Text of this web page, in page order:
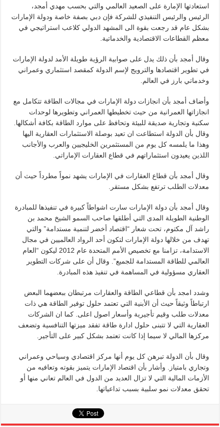
استعادتها الإمارة على الصعيد العالمي والتي بحسب مهدي أمجد،
الرئيس والرئيس التنفيذي للشركة فإن دبي بصفة خاصة ودولة الإمارات
بشكل عام قد رجعت بقوة الى المشهد الدولي كلاعب استراتيجي في
معظم القطاعات الاقتصادية والخدماتية.
وقال أمجد بأن ذلك يدل على صوابية الرؤية طويلة الأمد لدولة الإمارات
في تطوير اقتصادها والترويج لإسم الدولة كمقصد استثماري وعمراني
وخدماتي بارز في العالم.
وأضاف أمجد بأن انجازات دولة الإمارات في مجالات الطاقة تتكامل مع
انجازاتها العمرانية من حيث تخطيطها العمراني وتطويرها لوحدات
سكنية وتجارية صديقة للبيئة وتحافظ على موارد الطاقة بكافة أشكالها.
وقال بأن الدولة استطاعت ان تعيد بوصلة الاستثمارات العقارية اليها
وهذا ما يلمسه كل يوم من المستثمرين الخليجيين والعرب والأجانب
اللذين يعيدون استثماراتهم في قطاع العقارات الإماراتي.
وقال أمجد بأن قطاع العقارات في الإمارات يشهد نمواً مطرداً حيث أن
معدلات الطلب ترتفع بشكل مستقر.
وقال أمجد بأن دولة الإمارات سارت اشواطاً كبيرة في تنفيذها للمبادرة
الوطنية الطويلة المدى التي أطلقها صاحب السمو الشيخ محمد بن
راشد آل مكتوم، تحت شعار “اقتصاد أخضر لتنمية مستدامة” والتي
تهدف من خلالها دولة الإمارات لتكون أحد الرواد العالميين في مجال
الاستدامة، تزامنا مع تخصيص الأمم المتحدة عام 2012 ليكون “العام
العالمي للطاقة المستدامة للجميع”. وقال أن على شركات التطوير
العقاري مسؤولية في المساهمة في تنفيذ هذه المبادرة.
وشدد امجد بأن قطاعي الطاقة والعقارات مرتبطان ببعضهما البعض
ارتباطاً وثيقاً حيث أن الأبنية التي تعتمد حلول توفير الطاقة هي ذات
معدلات طلب وقيم تأجيرية وأسعار اصول اعلى. كما ان الشركات
العقارية التي لا تتبنى حلول ادارة طاقة تفقد ميزتها التنافسية وتضعف
مركزها المالي لا سيما إذا كانت تعتمد بشكل كبير على التأجير.
وقال بأن الدولة تبرهن كل يوم أنها مركز اقتصادي وسياحي وعمراني
وتجاري بامتياز. وأشار بأن اقتصاد الإمارات يتميز بقوته وتعافيه من
الأزمات المالية التي لا تزال العديد من الدول في العالم تعاني منها أو
تحقق معدلات نمو سلبية بسبب تداعياتها.